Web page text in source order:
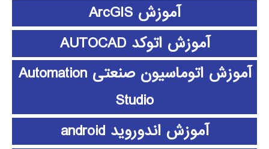
آموزش ArcGIS
آموزش اتوکد AUTOCAD
آموزش اتوماسیون صنعتی Automation
Studio
آموزش اندوروید android